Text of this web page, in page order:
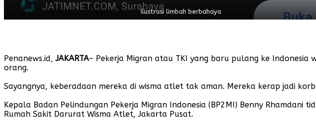
ilustrasi limbah berbahaya
Penanews.id,JAKARTA– Pekerja Migran atau TKI yang baru pulang ke
orang.
Sayangnya, keberadaan mereka di wisma atlet tak aman. Mereka kerap jadi
Kepala Badan Pelindungan Pekerja Migran Indonesia (BP2MI) Benny
Rumah Sakit Darurat Wisma Atlet, Jakarta Pusat.